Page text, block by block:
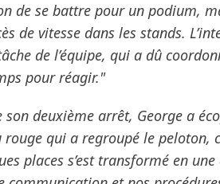
de se battre pour un podium,
de vitesse dans les stands.
de l’équipe, qui a dû
pour réagir."
deuxième arrêt, George a
rouge qui a regroupé le peloton,
places s’est transformé en